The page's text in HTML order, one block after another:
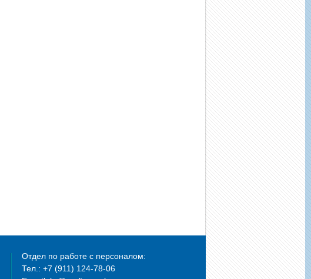
Отдел по работе с персоналом:
Тел.: +7 (911) 124-78-06